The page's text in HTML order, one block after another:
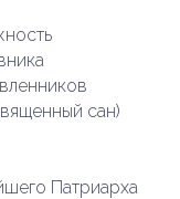
сан)
Патриарха